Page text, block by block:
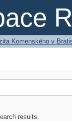
Komenského v
results.